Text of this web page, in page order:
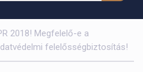
2018! Megfelelő-e a
felelősségbiztosítás!